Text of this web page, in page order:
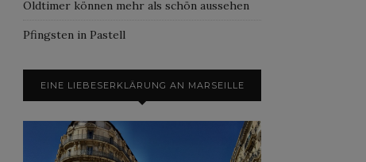
Oldtimer können mehr als schön aussehen
Pfingsten in Pastell
EINE LIEBESERKLÄRUNG AN MARSEILLE